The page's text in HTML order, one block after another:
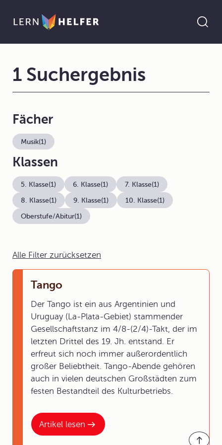
Alle Filter zurücksetzen
Artikel lesen
Tango
Der Tango ist ein aus Argentinien und
Uruguay (La-Plata-Gebiet) stammender
Gesellschaftstanz im 4/8-(2/4)-Takt, der im
letzten Drittel des 19. Jh. entstand. Er
erfreut sich noch immer außerordentlich
großer Beliebtheit. Tango-Abende gehören
auch in vielen deutschen Großstädten zum
festen Bestandteil des Kulturbetriebs.
1 Suchergebnis
Fächer
Musik(1)
Klassen
5. Klasse(1) 6. Klasse(1) 7. Klasse(1)
8. Klasse(1) 9. Klasse(1) 10. Klasse(1)
Oberstufe/Abitur(1)